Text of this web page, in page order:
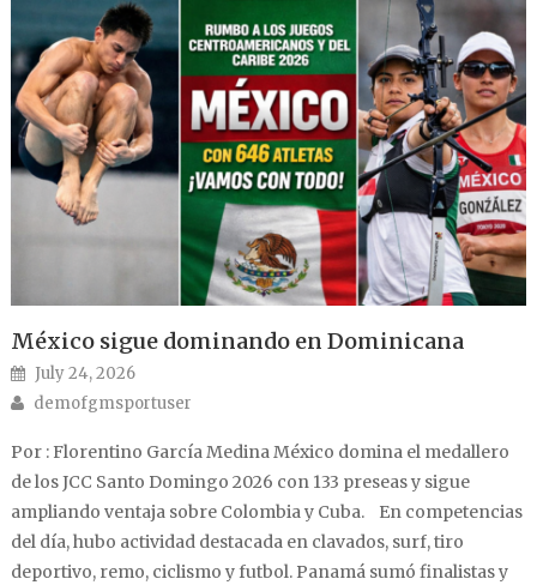
México sigue dominando en Dominicana
Posted on
July 24, 2026
Author
demofgmsportuser
Por : Florentino García Medina México domina el medallero
de los JCC Santo Domingo 2026 con 133 preseas y sigue
ampliando ventaja sobre Colombia y Cuba. En competencias
del día, hubo actividad destacada en clavados, surf, tiro
deportivo, remo, ciclismo y futbol. Panamá sumó finalistas y